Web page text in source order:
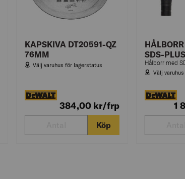
KAPSKIVA DT20591-QZ
76MM
Välj varuhus för lagerstatus
384,00 kr/frp
Köp
SDS-
Välj
1